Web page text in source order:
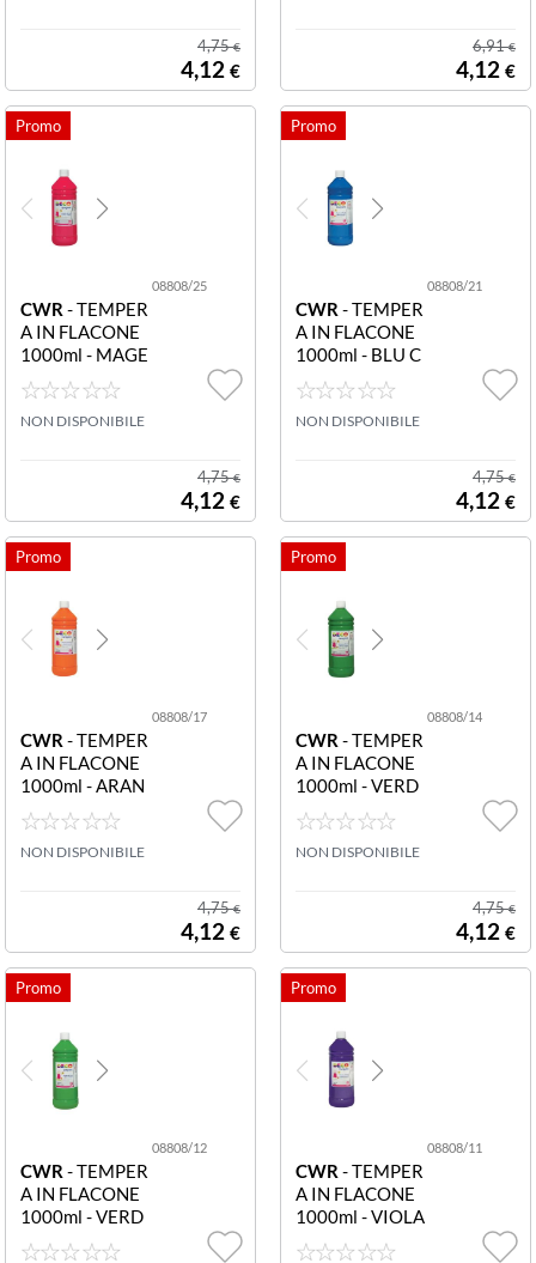
4,75€
4,12 €
6,91€
4,12 €
08808/25
CWR - TEMPER
A IN FLACONE
1000ml - MAGE
NTA 08808/25
Tempera flacone
1000ml magent
NON DISPONIBILE
4,75€
4,12 €
08808/21
CWR - TEMPER
A IN FLACONE
1000ml - BLU C
YAN 08808/21
Tempera flacone
1000ml blu cya
NON DISPONIBILE
4,75€
4,12 €
08808/17
CWR - TEMPER
A IN FLACONE
1000ml - ARAN
CIO 08808/17
Tempera flacone
1000ml arancio
NON DISPONIBILE
4,75€
4,12 €
08808/14
CWR - TEMPER
A IN FLACONE
1000ml - VERD
E BRILLANTE 0
8808/14 Tempe
ra flacone 1000
NON DISPONIBILE
4,75€
4,12 €
08808/12
CWR - TEMPER
A IN FLACONE
1000ml - VERD
E MEDIO 0880
08808/11
CWR - TEMPER
A IN FLACONE
1000ml - VIOLA
08808/11 Temp